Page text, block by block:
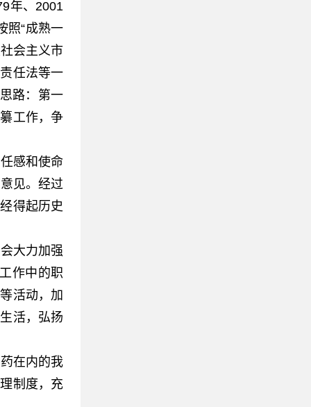
年、2001
照“成熟一
会主义市
任法等一
路：第一
工作，争
感和使命
见。经过
得起历史
大力加强
作中的职
活动，加
活，弘扬
在内的我
制度，充